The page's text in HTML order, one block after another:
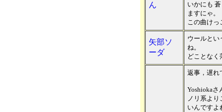
ん
いかにも
ますにゃ。
この曲け
矢部ソ
ーダ
ウールとい
ね。
どことな
返事，遅れ
Yoshiokaさ
ノリ系よ
いんですよ